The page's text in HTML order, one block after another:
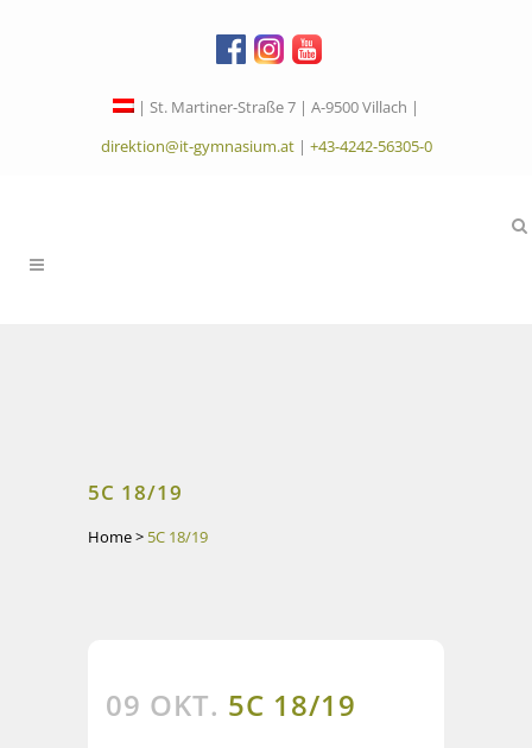
| St. Martiner-Straße 7 | A-9500 Villach |
direktion@it-gymnasium.at| +43-4242-56305-0
5C 18/19
Home> 5C 18/19
09 OKT. 5C 18/19